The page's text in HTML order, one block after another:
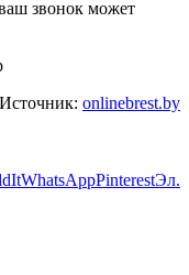
звонок может
Источник: onlinebrest.by
WhatsAppPinterestЭл.